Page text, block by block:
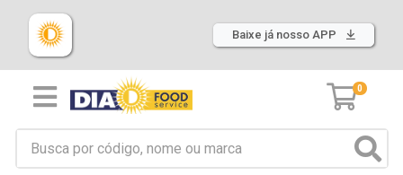
Baixe já nosso APP
0